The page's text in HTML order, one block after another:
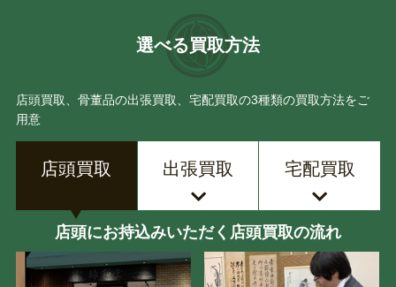
選べる買取方法
店頭買取、骨董品の出張買取、宅配買取の3種類の買取方法をご
用意
店頭買取 出張買取 宅配買取
店頭にお持込みいただく店頭買取の流れ